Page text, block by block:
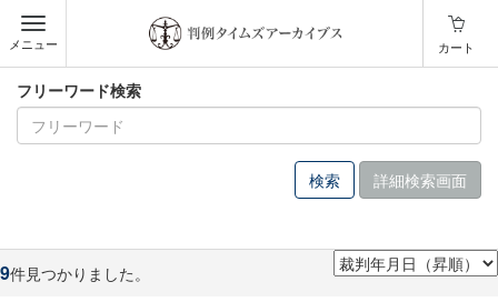
メニュー カート
フリーワード検索
詳細検索画面
9件見つかりました。